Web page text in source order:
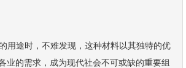
用途时，不难发现，这种材料以其独特的优
业的需求，成为现代社会不可或缺的重要组